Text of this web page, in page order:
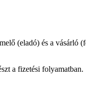
(eladó) és a vásárló
a fizetési folyamatban.